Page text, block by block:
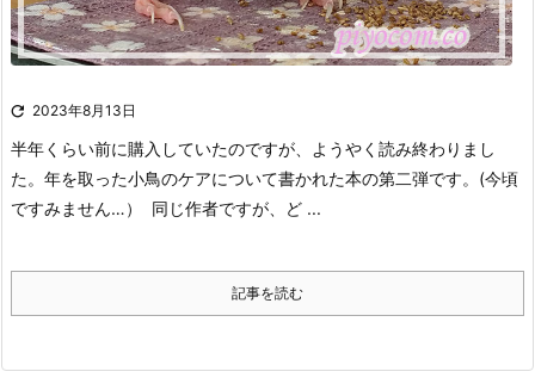
 2023年8月13日
半年くらい前に購入していたのですが、ようやく読み終わりまし
た。 年を取った小鳥のケアについて書かれた本の第二弾です。(今頃
ですみません…）
同じ作者ですが、ど ...
記事を読む